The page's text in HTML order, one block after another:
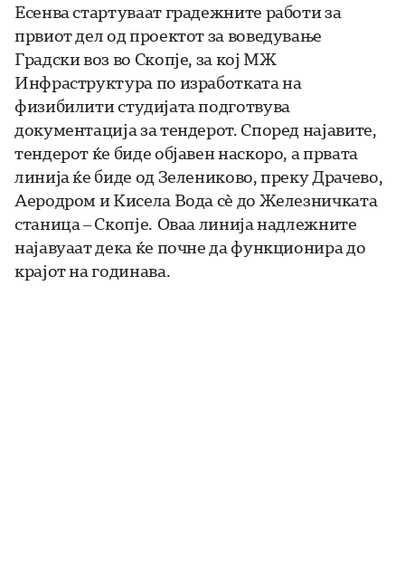
Есенва стартуваат градежните работи за
првиот дел од проектот за воведување
Градски воз во Скопје, за кој МЖ
Инфраструктура по изработката на
физибилити студијата подготвува
документација за тендерот. Според најавите,
тендерот ќе биде објавен наскоро, а првата
линија ќе биде од Зелениково, преку Драчево,
Аеродром и Кисела Вода сè до Железничката
станица – Скопје. Оваа линија надлежните
најавуаат дека ќе почне да функционира до
крајот на годинава.